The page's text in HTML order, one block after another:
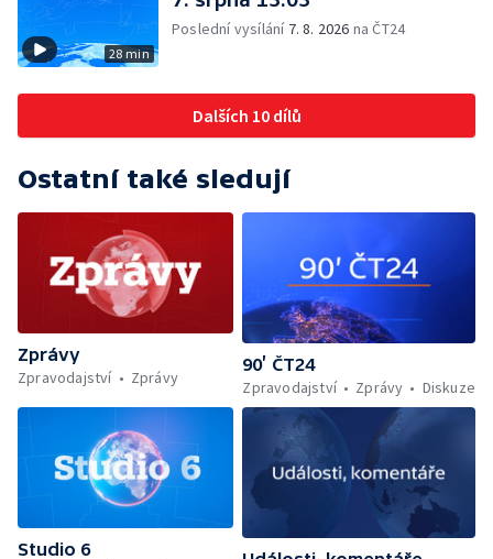
28 min
Poslední vysílání 7. 8. 2026 na ČT24
Dalších 10 dílů
Ostatní také sledují
Zprávy
Zpravodajství
Zprávy
90’ ČT24
Zpravodajství
Zprávy Diskuze
Studio 6